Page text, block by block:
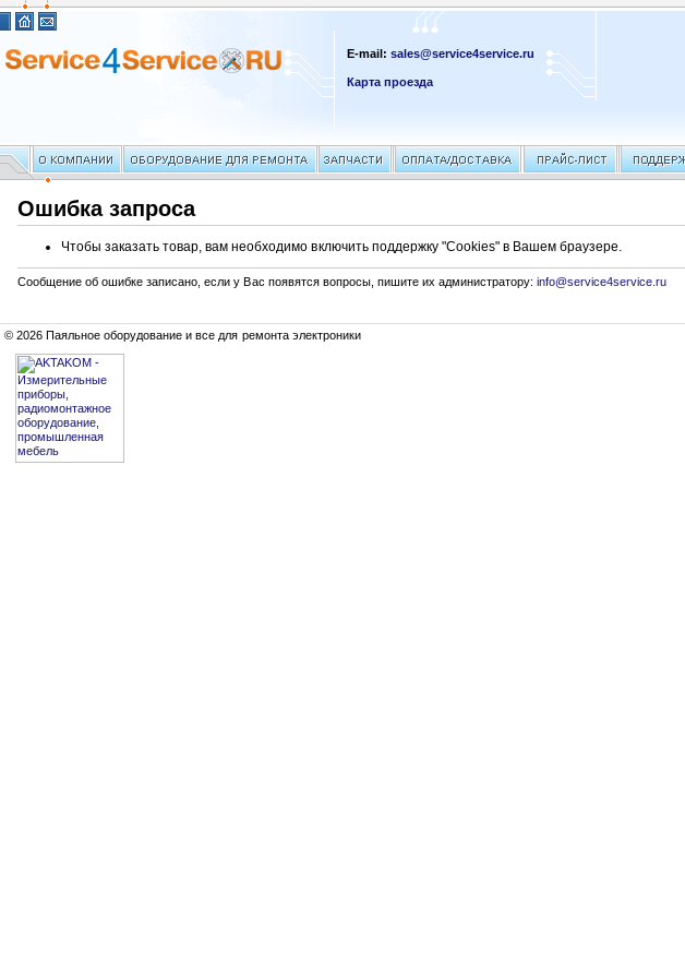
E-mail:sales@service4service.ru
Карта проезда
Ошибка запроса
Чтобы заказать товар, вам необходимо включить поддержку "Cookies" в Вашем браузере.
Сообщение об ошибке записано, если у Вас появятся вопросы, пишите их администратору:info@service4service.ru
© 2026 Паяльное оборудование и все для ремонта электроники